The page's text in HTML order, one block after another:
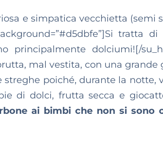
e simpatica vecchietta (semi
tratta di
dolciumi![/
mal vestita, con una grande
poiché, durante la notte,
di dolci, frutta secca e
ai bimbi che non si sono